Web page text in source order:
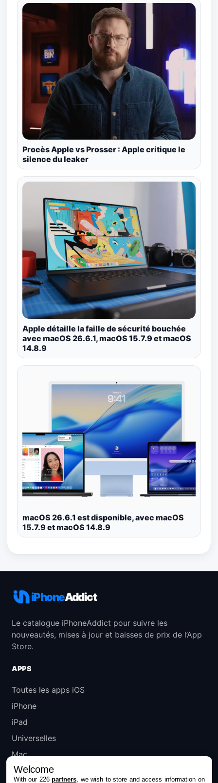
Procès Apple vs Prosser : Apple critique le
silence du leaker
Apple détaille la faille de sécurité bouchée
avec macOS 26.6.1, macOS 15.7.9 et macOS
14.8.9
macOS 26.6.1 est disponible, avec macOS
15.7.9 et macOS 14.8.9
iPhoneAddict
Le catalogue iPhoneAddict pour suivre les
nouveautés, mises à jour et baisses de prix de l’App
Store.
APPS
Toutes les apps iOS
iPhone
iPad
Universelles
Mac
Apple TV
Welcome
With our 226partners , we wish to store and access information on